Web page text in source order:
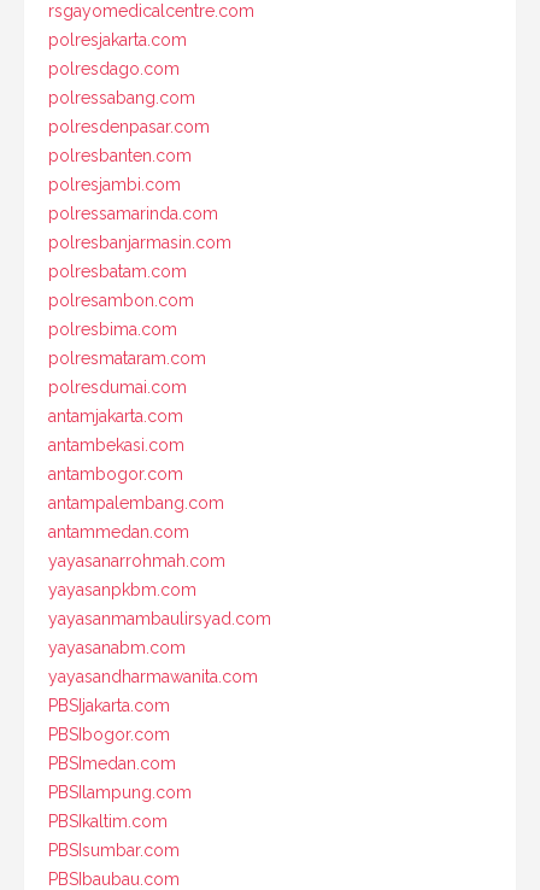
rsgayomedicalcentre.com
polresjakarta.com
polresdago.com
polressabang.com
polresdenpasar.com
polresbanten.com
polresjambi.com
polressamarinda.com
polresbanjarmasin.com
polresbatam.com
polresambon.com
polresbima.com
polresmataram.com
polresdumai.com
antamjakarta.com
antambekasi.com
antambogor.com
antampalembang.com
antammedan.com
yayasanarrohmah.com
yayasanpkbm.com
yayasanmambaulirsyad.com
yayasanabm.com
yayasandharmawanita.com
PBSIjakarta.com
PBSIbogor.com
PBSImedan.com
PBSIlampung.com
PBSIkaltim.com
PBSIsumbar.com
PBSIbaubau.com